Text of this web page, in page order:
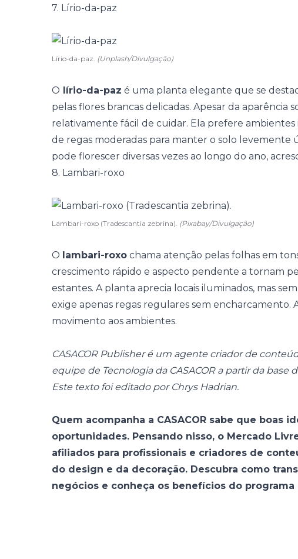
7. Lírio-da-paz
Lírio-da-paz. (Unplash/Divulgação)
O lírio-da-paz é uma planta elegante que se
pelas flores brancas delicadas. Apesar da aparência
relativamente fácil de cuidar. Ela prefere
de regas moderadas para manter o solo levemente
pode florescer diversas vezes ao longo do ano,
8. Lambari-roxo
Lambari-roxo (Tradescantia zebrina). (Pixabay/Divulgação)
O lambari-roxo chama atenção pelas folhas em
crescimento rápido e aspecto pendente a tornam
estantes. A planta aprecia locais iluminados, mas
exige apenas regas regulares sem encharcamento.
movimento aos ambientes.
CASACOR Publisher é um agente criador de
equipe de Tecnologia da CASACOR a partir da
Este texto foi editado por Chrys Hadrian.
Quem acompanha a CASACOR sabe que boas
oportunidades. Pensando nisso, o Mercado
afiliados para profissionais e criadores de
do design e da decoração. Descubra como
negócios e conheça os benefícios do programa